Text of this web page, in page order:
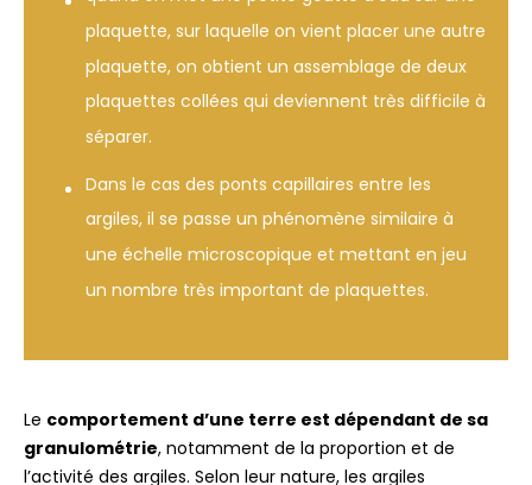
plaquette, sur laquelle on vient placer une autre
plaquette, on obtient un assemblage de deux
plaquettes collées qui deviennent très difficile à
séparer.
Dans le cas des ponts capillaires entre les
argiles, il se passe un phénomène similaire à
une échelle microscopique et mettant en jeu
un nombre très important de plaquettes.
Le comportement d’une terre est dépendant de sa
granulométrie, notamment de la proportion et de
l’activité des argiles. Selon leur nature, les argiles